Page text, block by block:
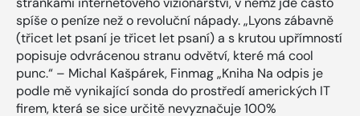
spíše o peníze než o revoluční nápady. „Lyons zábavně
(třicet let psaní je třicet let psaní) a s krutou upřímností
popisuje odvrácenou stranu odvětví, které má cool
punc.“ – Michal Kašpárek, Finmag „Kniha Na odpis je
podle mě vynikající sonda do prostředí amerických IT
firem, která se sice určitě nevyznačuje 100%